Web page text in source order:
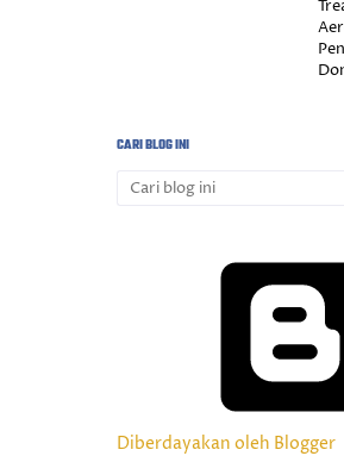
CARI BLOG INI
Diberdayakan oleh Blogger